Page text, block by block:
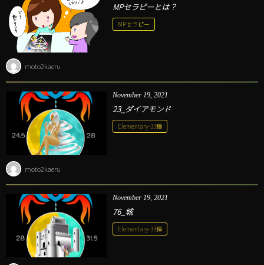
MPセラピーとは？
MPセラピー
moto2kaeru
November 19,2021
23_ダイアモンド
Elementary-33種
moto2kaeru
November 19 ,2021
76_城
Elementary-33種